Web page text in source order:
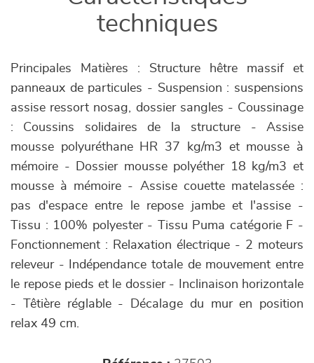
techniques
Principales Matières : Structure hêtre massif et
panneaux de particules - Suspension : suspensions
assise ressort nosag, dossier sangles - Coussinage
: Coussins solidaires de la structure - Assise
mousse polyuréthane HR 37 kg/m3 et mousse à
mémoire - Dossier mousse polyéther 18 kg/m3 et
mousse à mémoire - Assise couette matelassée :
pas d'espace entre le repose jambe et l'assise -
Tissu : 100% polyester - Tissu Puma catégorie F -
Fonctionnement : Relaxation électrique - 2 moteurs
releveur - Indépendance totale de mouvement entre
le repose pieds et le dossier - Inclinaison horizontale
- Têtière réglable - Décalage du mur en position
relax 49 cm.